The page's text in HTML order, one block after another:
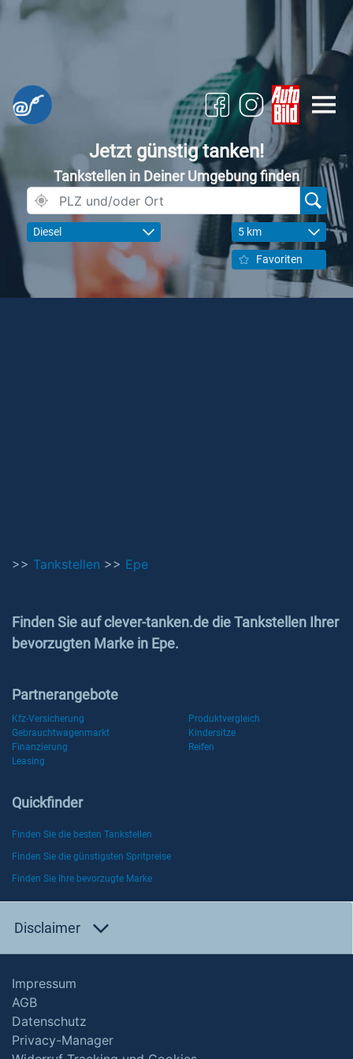
Jetzt günstig tanken!
Tankstellen in Deiner Umgebung finden
Diesel 5 km
Favoriten
>> Tankstellen >> Epe
Finden Sie auf clever-tanken.de die Tankstellen Ihrer
bevorzugten Marke in Epe.
Partnerangebote
Kfz-Versicherung
Produktvergleich
Gebrauchtwagenmarkt
Kindersitze
Finanzierung
Reifen
Leasing
Quickfinder
Finden Sie die besten Tankstellen
Finden Sie die günstigsten Spritpreise
Finden Sie Ihre bevorzugte Marke
Disclaimer
Impressum
AGB
Datenschutz
Privacy-Manager